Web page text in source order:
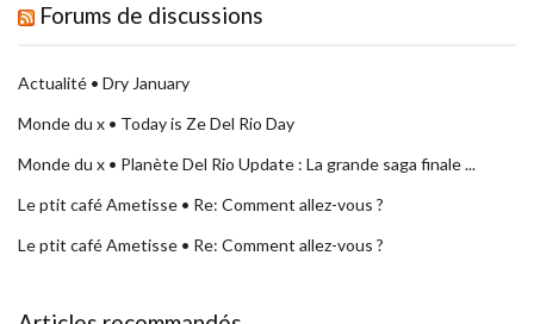
Forums de discussions
Actualité • Dry January
Monde du x • Today is Ze Del Rio Day
Monde du x • Planète Del Rio Update : La grande saga finale ...
Le ptit café Ametisse • Re: Comment allez-vous ?
Le ptit café Ametisse • Re: Comment allez-vous ?